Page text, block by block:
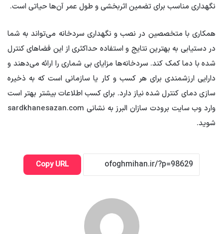
نگهداری مناسب برای تضمین اثربخشی و طول عمر آن‌ها حیاتی است.
همکاری با متخصصین در نصب و نگهداری سردخانه می‌تواند به شما
در دستیابی به بهترین نتایج و استفاده حداکثری از این فضاهای کنترل
شده با دما کمک کند. سردخانه‌ها مزایای بی شماری را ارائه می‌دهند و
دارایی ارزشمندی برای هر کسب و کار یا سازمانی است که به ذخیره
سازی دمای کنترل شده نیاز دارد. برای کسب اطلاعات بیشتر بهتر است
وارد وب سایت برودت سازان البرز به نشانی sardkhanesazan.com
شوید.
Copy URL